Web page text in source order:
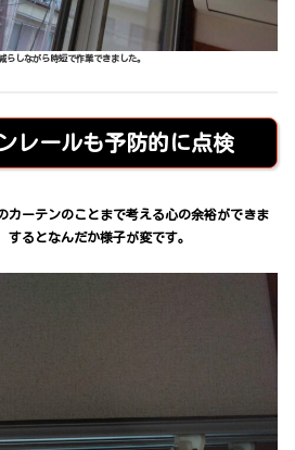
らしながら時短で作業できました。
レールも予防的に点検
カーテンのことまで考える心の余裕ができま
するとなんだか様子が変です。